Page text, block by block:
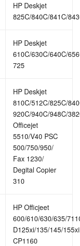
HP Deskjet
825C/840C/841C/
HP Deskjet
610C/630C/640C/
725
HP Deskjet
810C/512C/825C/
920C/940C/948C/
Officejet
5510/V40 PSC
500/750/950/
Fax 1230/
Degital Copier
310
HP Officjeet
600/610/630/635/
D125xi/135/145/155xi
CP1160